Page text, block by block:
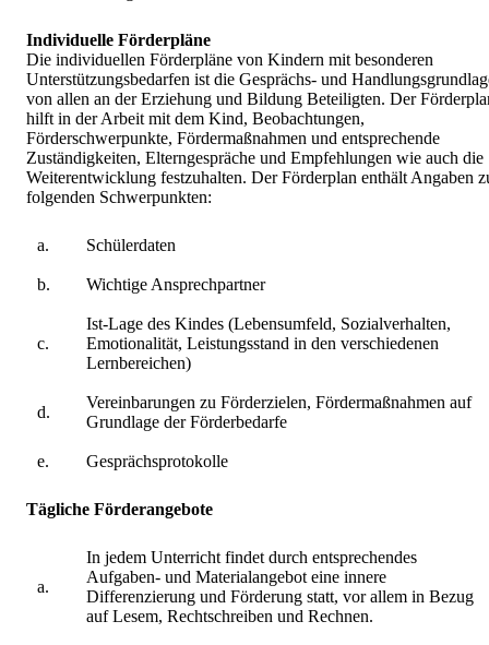
Individuelle Förderpläne
Die individuellen Förderpläne von Kindern mit besonderen
Unterstützungsbedarfen ist die Gesprächs- und
von allen an der Erziehung und Bildung Beteiligten. Der
hilft in der Arbeit mit dem Kind, Beobachtungen,
Förderschwerpunkte, Fördermaßnahmen und entsprechende
Zuständigkeiten, Elterngespräche und Empfehlungen wie auch die
Weiterentwicklung festzuhalten. Der Förderplan enthält Angaben
folgenden Schwerpunkten:
a. Schülerdaten
b. Wichtige Ansprechpartner
c.
Ist-Lage des Kindes (Lebensumfeld, Sozialverhalten,
Emotionalität, Leistungsstand in den verschiedenen
Lernbereichen)
d.
Vereinbarungen zu Förderzielen, Fördermaßnahmen auf
Grundlage der Förderbedarfe
e. Gesprächsprotokolle
Tägliche Förderangebote
a.
In jedem Unterricht findet durch entsprechendes
Aufgaben- und Materialangebot eine innere
Differenzierung und Förderung statt, vor allem in Bezug
auf Lesem, Rechtschreiben und Rechnen.